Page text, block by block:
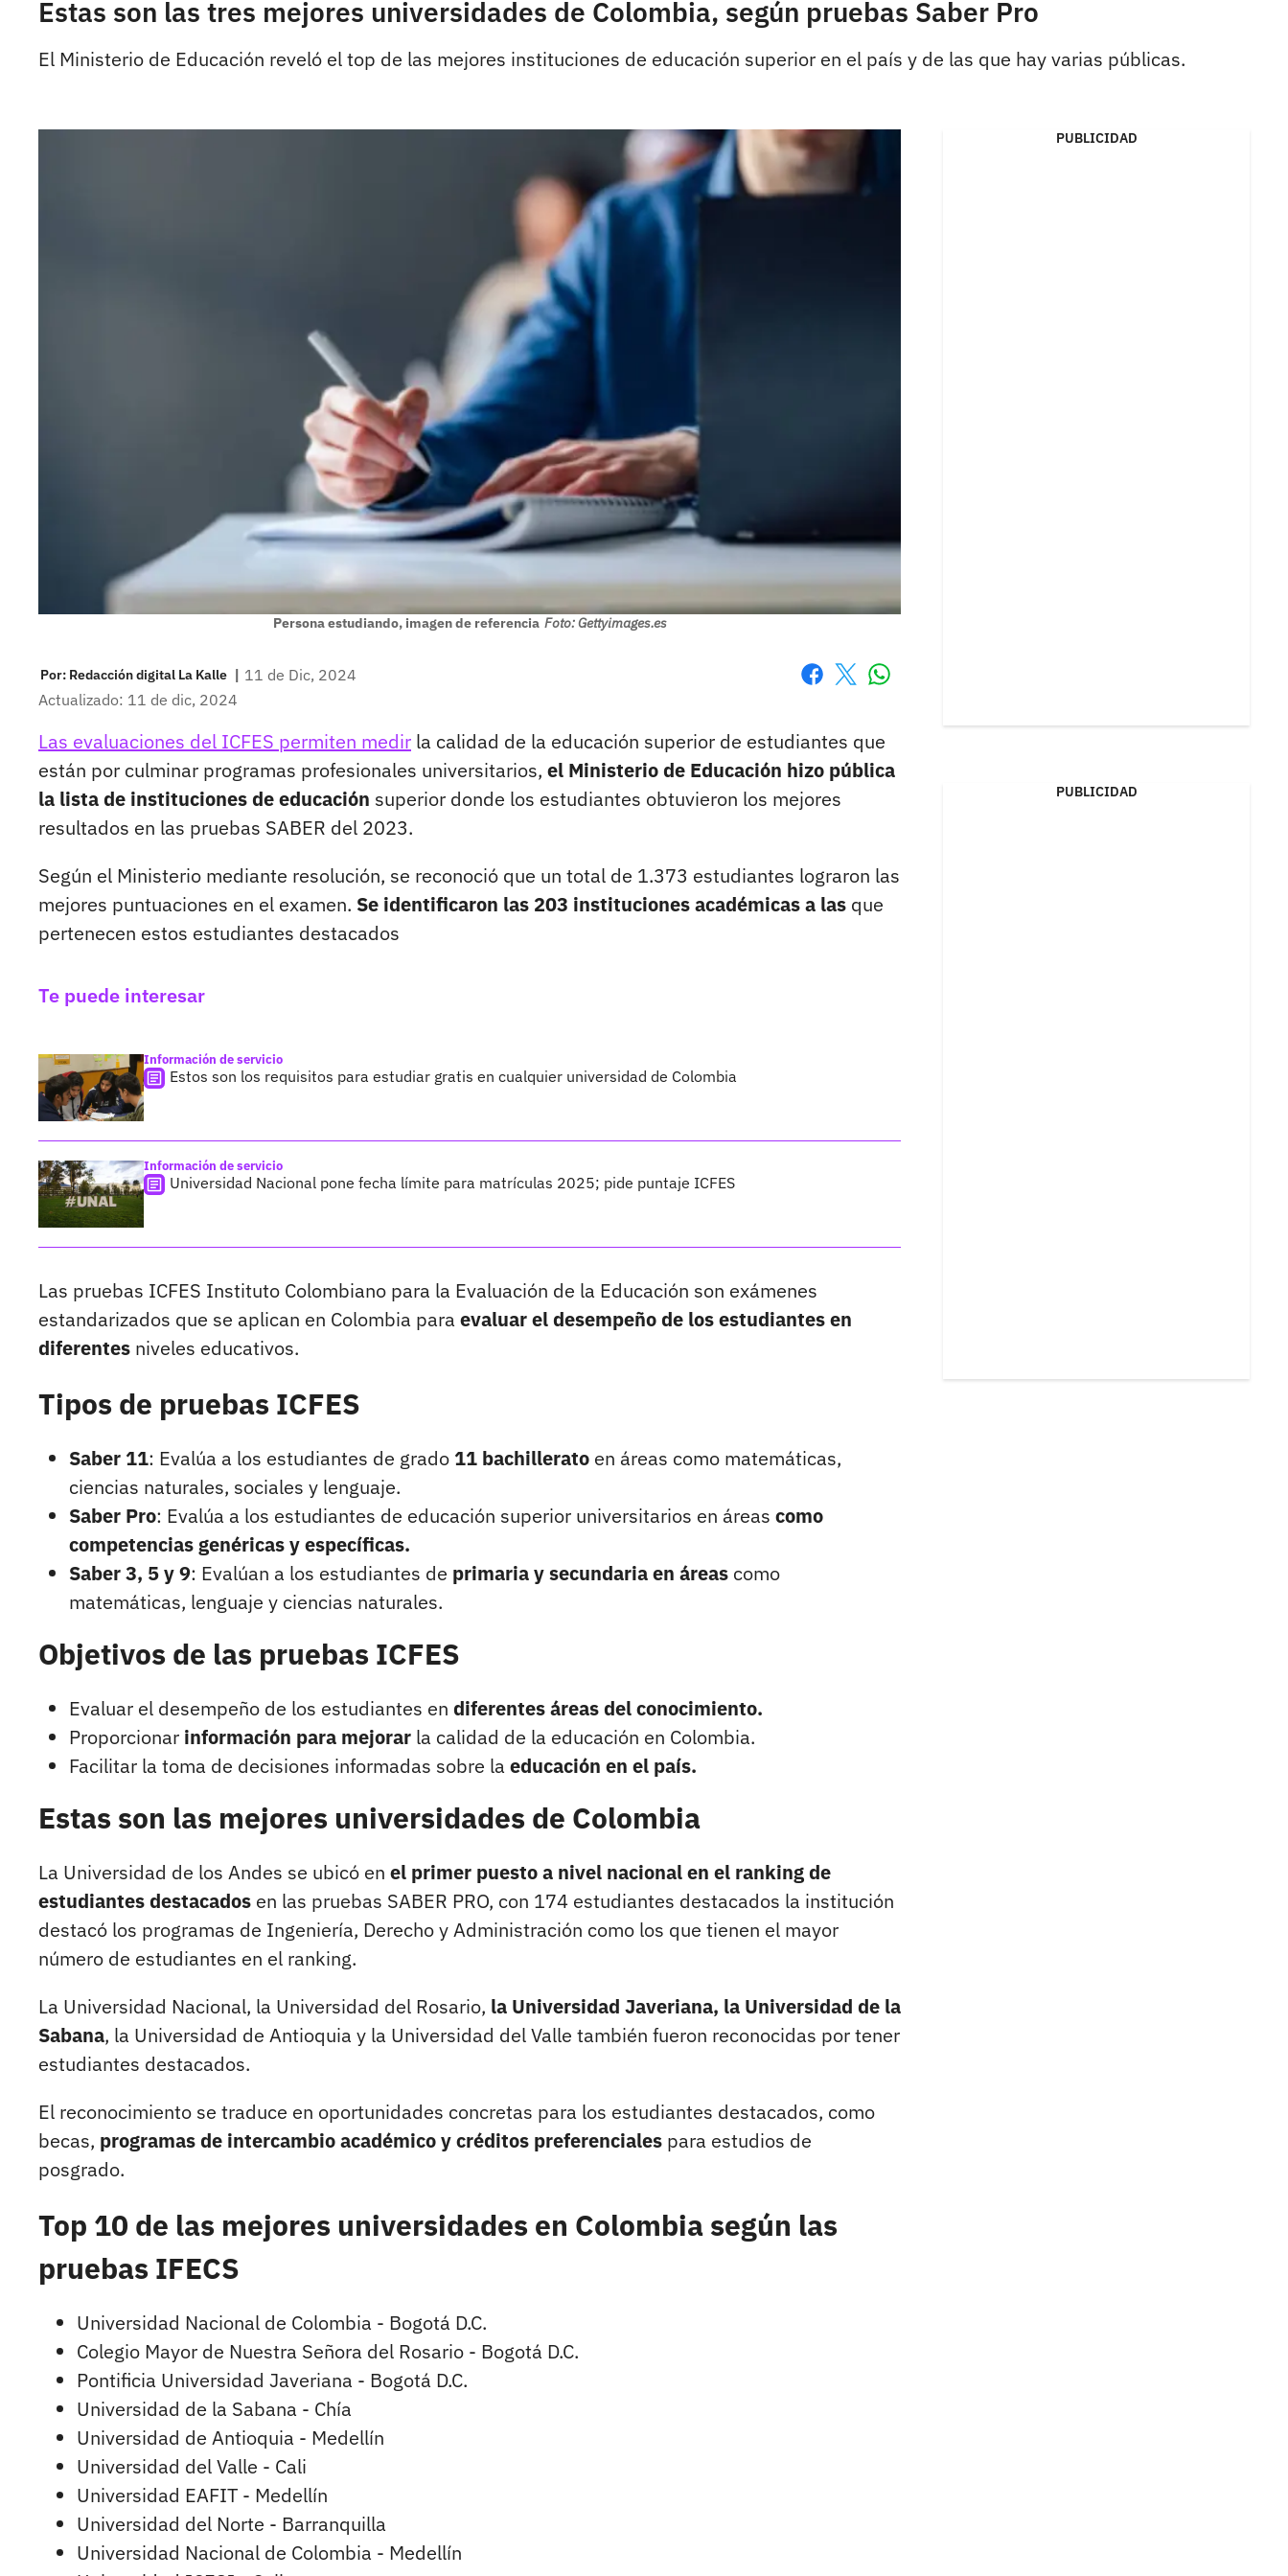
Estas son las tres mejores universidades de Colombia, según pruebas Saber Pro
El Ministerio de Educación reveló el top de las mejores instituciones de educación superior en el país y de las que hay varias públicas.
Persona estudiando, imagen de referencia Foto: Gettyimages.es
Por: Redacción digital La Kalle | 11 de Dic, 2024
Actualizado: 11 de dic, 2024
Las evaluaciones del ICFES permiten medir la calidad de la educación superior de estudiantes que
están por culminar programas profesionales universitarios, el Ministerio de Educación hizo pública
la lista de instituciones de educación superior donde los estudiantes obtuvieron los mejores
resultados en las pruebas SABER del 2023.
Según el Ministerio mediante resolución, se reconoció que un total de 1.373 estudiantes lograron las
mejores puntuaciones en el examen. Se identificaron las 203 instituciones académicas a las que
pertenecen estos estudiantes destacados
Te puede interesar
Información de servicio
Estos son los requisitos para estudiar gratis en cualquier universidad de Colombia
Información de servicio
Universidad Nacional pone fecha límite para matrículas 2025; pide puntaje ICFES
Las pruebas ICFES Instituto Colombiano para la Evaluación de la Educación son exámenes
estandarizados que se aplican en Colombia para evaluar el desempeño de los estudiantes en
diferentes niveles educativos.
Tipos de pruebas ICFES
Saber 11: Evalúa a los estudiantes de grado 11 bachillerato en áreas como matemáticas,
ciencias naturales, sociales y lenguaje.
Saber Pro: Evalúa a los estudiantes de educación superior universitarios en áreas como
competencias genéricas y específicas.
Saber 3, 5 y 9: Evalúan a los estudiantes de primaria y secundaria en áreas como
matemáticas, lenguaje y ciencias naturales.
Objetivos de las pruebas ICFES
Evaluar el desempeño de los estudiantes en diferentes áreas del conocimiento.
Proporcionar información para mejorar la calidad de la educación en Colombia.
Facilitar la toma de decisiones informadas sobre la educación en el país.
Estas son las mejores universidades de Colombia
La Universidad de los Andes se ubicó en el primer puesto a nivel nacional en el ranking de
estudiantes destacados en las pruebas SABER PRO, con 174 estudiantes destacados la institución
destacó los programas de Ingeniería, Derecho y Administración como los que tienen el mayor
número de estudiantes en el ranking.
La Universidad Nacional, la Universidad del Rosario, la Universidad Javeriana, la Universidad de la
Sabana, la Universidad de Antioquia y la Universidad del Valle también fueron reconocidas por tener
estudiantes destacados.
El reconocimiento se traduce en oportunidades concretas para los estudiantes destacados, como
becas, programas de intercambio académico y créditos preferenciales para estudios de
posgrado.
Top 10 de las mejores universidades en Colombia según las
pruebas IFECS
Universidad Nacional de Colombia - Bogotá D.C.
Colegio Mayor de Nuestra Señora del Rosario - Bogotá D.C.
Pontificia Universidad Javeriana - Bogotá D.C.
Universidad de la Sabana - Chía
Universidad de Antioquia - Medellín
Universidad del Valle - Cali
Universidad EAFIT - Medellín
Universidad del Norte - Barranquilla
Universidad Nacional de Colombia - Medellín
PUBLICIDAD
PUBLICIDAD